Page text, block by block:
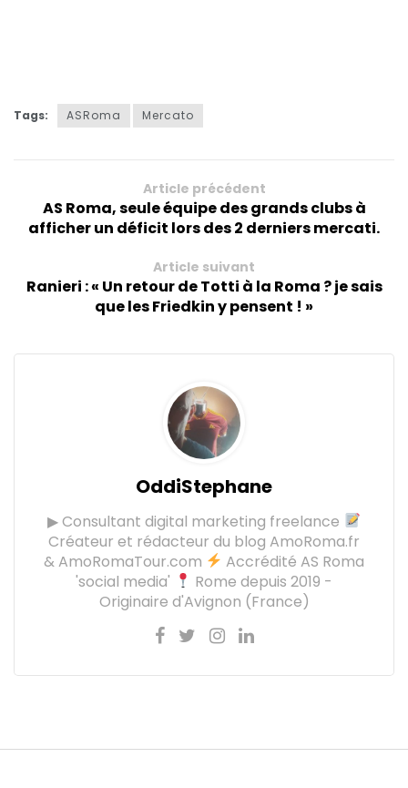
Tags: ASRoma Mercato
Article précédent
AS Roma, seule équipe des grands clubs à
afficher un déficit lors des 2 derniers mercati.
Article suivant
Ranieri : « Un retour de Totti à la Roma ? je sais
que les Friedkin y pensent ! »
OddiStephane
▶ Consultant digital marketing freelance
Créateur et rédacteur du blog AmoRoma.fr
& AmoRomaTour.com
Accrédité AS Roma
'social media'
Rome depuis 2019 -
Originaire d'Avignon (France)